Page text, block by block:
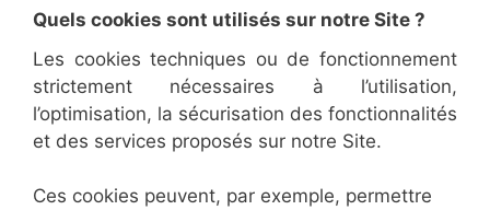
Quels cookies sont utilisés sur notre Site ?
Les cookies techniques ou de fonctionnement
strictement nécessaires à l’utilisation,
l’optimisation, la sécurisation des fonctionnalités
et des services proposés sur notre Site.
Ces cookies peuvent, par exemple, permettre